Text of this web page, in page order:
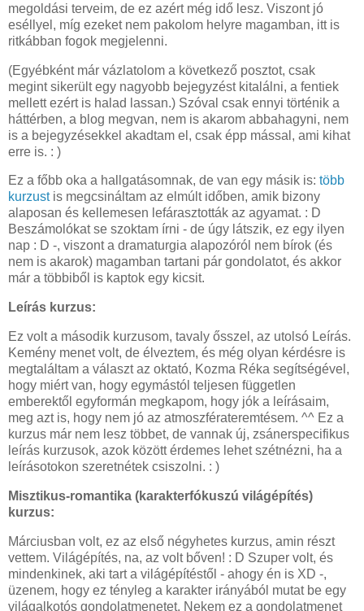
megoldási terveim, de ez azért még idő lesz. Viszont jó
eséllyel, míg ezeket nem pakolom helyre magamban, itt is
ritkábban fogok megjelenni.
(Egyébként már vázlatolom a következő posztot, csak
megint sikerült egy nagyobb bejegyzést kitalálni, a fentiek
mellett ezért is halad lassan.) Szóval csak ennyi történik a
háttérben, a blog megvan, nem is akarom abbahagyni, nem
is a bejegyzésekkel akadtam el, csak épp mással, ami kihat
erre is. : )
Ez a főbb oka a hallgatásomnak, de van egy másik is: több
kurzustis megcsináltam az elmúlt időben, amik bizony
alaposan és kellemesen lefárasztották az agyamat. : D
Beszámolókat se szoktam írni - de úgy látszik, ez egy ilyen
nap : D -, viszont a dramaturgia alapozóról nem bírok (és
nem is akarok) magamban tartani pár gondolatot, és akkor
már a többiből is kaptok egy kicsit.
Leírás kurzus:
Ez volt a második kurzusom, tavaly ősszel, az utolsó Leírás.
Kemény menet volt, de élveztem, és még olyan kérdésre is
megtaláltam a választ az oktató, Kozma Réka segítségével,
hogy miért van, hogy egymástól teljesen független
emberektől egyformán megkapom, hogy jók a leírásaim,
meg azt is, hogy nem jó az atmoszférateremtésem. ^^ Ez a
kurzus már nem lesz többet, de vannak új, zsánerspecifikus
leírás kurzusok, azok között érdemes lehet szétnézni, ha a
leírásotokon szeretnétek csiszolni. : )
Misztikus-romantika (karakterfókuszú világépítés)
kurzus:
Márciusban volt, ez az első négyhetes kurzus, amin részt
vettem. Világépítés, na, az volt bőven! : D Szuper volt, és
mindenkinek, aki tart a világépítéstől - ahogy én is XD -,
üzenem, hogy ez tényleg a karakter irányából mutat be egy
világalkotós gondolatmenetet. Nekem ez a gondolatmenet